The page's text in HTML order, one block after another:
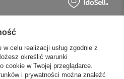
celu realizacji usług zgodnie z
określić warunki
cookie w Twojej przeglądarce.
i prywatności można znaleźć